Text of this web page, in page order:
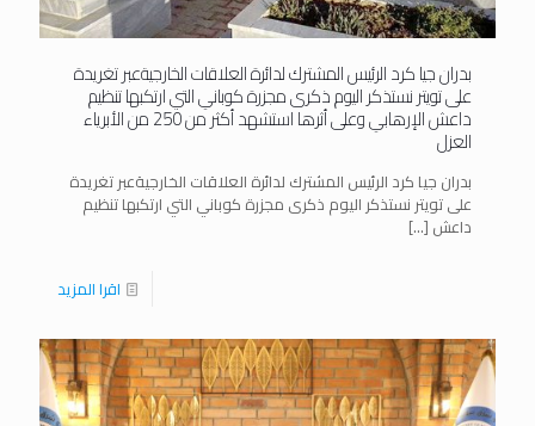
بدران جيا كرد الرئيس المشترك لدائرة العلاقات الخارجيةعبر تغريدة
على تويتر نستذكر اليوم ذكرى مجزرة كوباني التي ارتكبها تنظيم
داعش الإرهابي وعلى أثرها استشهد أكثر من 250 من الأبرياء
العزل
بدران جيا كرد الرئيس المشترك لدائرة العلاقات الخارجيةعبر تغريدة
على تويتر نستذكر اليوم ذكرى مجزرة كوباني التي ارتكبها تنظيم
داعش […]
اقرا المزيد